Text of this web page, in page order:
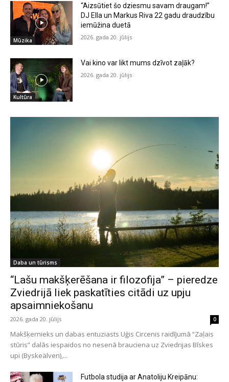
Mūzika
“Aizsūtiet šo dziesmu savam draugam!”
DJ Ella un Markus Riva 22 gadu draudzību
iemūžina duetā
2026. gada 20. jūlijs
Kultūra
Vai kino var likt mums dzīvot zaļāk?
2026. gada 20. jūlijs
Daba un tūrisms
“Lašu makšķerēšana ir filozofija” – pieredze
Zviedrijā liek paskatīties citādi uz upju
apsaimniekošanu
2026. gada 20. jūlijs 0
Makšķernieks un dabas entuziasts Uģis Circenis raidījumā “Zaļais
stūris” dalās iespaidos no nesenā brauciena uz Zviedrijas Bīskes
upi (Byskeälven),...
Futbola studija ar Anatoliju Kreipānu: